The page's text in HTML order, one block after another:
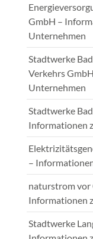
GmbH –
Unternehmen
Stadtwerke
Verkehrs
Unternehmen
Stadtwerke
Informationen
–
naturstrom vor
Informationen
Stadtwerke